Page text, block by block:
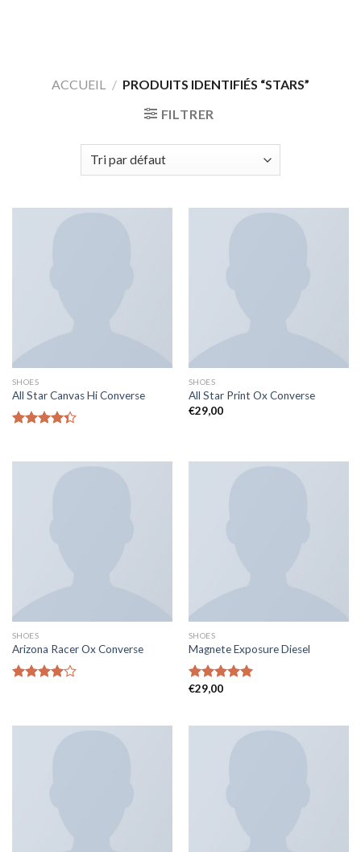
ACCUEIL / PRODUITS IDENTIFIÉS “STARS”
FILTRER
SHOES
All Star Canvas Hi Converse
SHOES
All Star Print Ox Converse
€29,00
SHOES
Arizona Racer Ox Converse
SHOES
Magnete Exposure Diesel
Note5.00
€29,00